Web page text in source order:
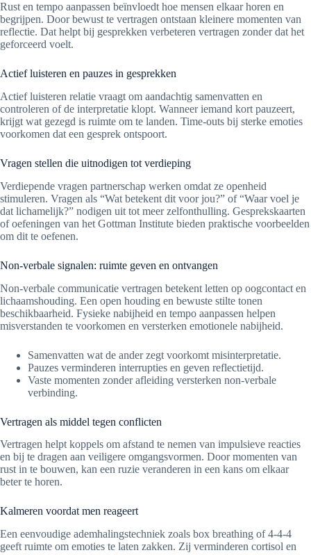
Rust en tempo aanpassen beïnvloedt hoe mensen elkaar horen en
begrijpen. Door bewust te vertragen ontstaan kleinere momenten van
reflectie. Dat helpt bij gesprekken verbeteren vertragen zonder dat het
geforceerd voelt.
Actief luisteren en pauzes in gesprekken
Actief luisteren relatie vraagt om aandachtig samenvatten en
controleren of de interpretatie klopt. Wanneer iemand kort pauzeert,
krijgt wat gezegd is ruimte om te landen. Time-outs bij sterke emoties
voorkomen dat een gesprek ontspoort.
Vragen stellen die uitnodigen tot verdieping
Verdiepende vragen partnerschap werken omdat ze openheid
stimuleren. Vragen als “Wat betekent dit voor jou?” of “Waar voel je
dat lichamelijk?” nodigen uit tot meer zelfonthulling. Gesprekskaarten
of oefeningen van het Gottman Institute bieden praktische voorbeelden
om dit te oefenen.
Non-verbale signalen: ruimte geven en ontvangen
Non-verbale communicatie vertragen betekent letten op oogcontact en
lichaamshouding. Een open houding en bewuste stilte tonen
beschikbaarheid. Fysieke nabijheid en tempo aanpassen helpen
misverstanden te voorkomen en versterken emotionele nabijheid.
Samenvatten wat de ander zegt voorkomt misinterpretatie.
Pauzes verminderen interrupties en geven reflectietijd.
Vaste momenten zonder afleiding versterken non-verbale
verbinding.
Vertragen als middel tegen conflicten
Vertragen helpt koppels om afstand te nemen van impulsieve reacties
en bij te dragen aan veiligere omgangsvormen. Door momenten van
rust in te bouwen, kan een ruzie veranderen in een kans om elkaar
beter te horen.
Kalmeren voordat men reageert
Een eenvoudige ademhalingstechniek zoals box breathing of 4-4-4
geeft ruimte om emoties te laten zakken. Zij verminderen cortisol en